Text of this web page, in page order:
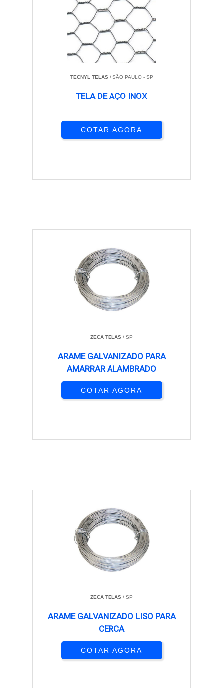
TECNYL TELAS/ SÃO PAULO - SP
TELA DE AÇO INOX
COTAR AGORA
ZECA TELAS / SP
ARAME GALVANIZADO PARA
AMARRAR ALAMBRADO
COTAR AGORA
ZECA TELAS / SP
ARAME GALVANIZADO LISO PARA
CERCA
COTAR AGORA